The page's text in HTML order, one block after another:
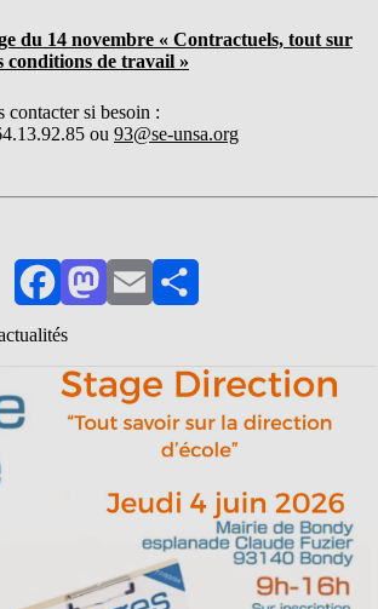
du 14 novembre « Contractuels, tout sur
conditions de travail »
contacter si besoin :
ou 93@se-unsa.org
FacebookMastodon
EmailPartager